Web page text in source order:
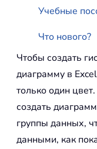
Учебные
Что нового?
Чтобы создать
диаграмму в
только один
создать
группы данных,
данными, как